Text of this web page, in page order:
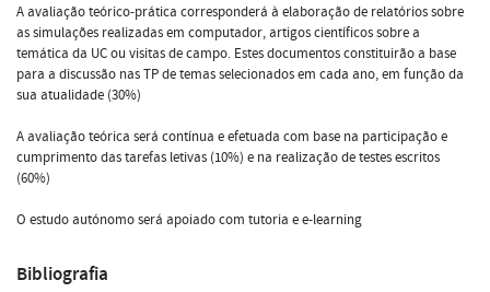
A avaliação teórico-prática corresponderá à elaboração de relatórios sobre
as simulações realizadas em computador, artigos científicos sobre a
temática da UC ou visitas de campo. Estes documentos constituirão a base
para a discussão nas TP de temas selecionados em cada ano, em função da
sua atualidade (30%)
A avaliação teórica será contínua e efetuada com base na participação e
cumprimento das tarefas letivas (10%) e na realização de testes escritos
(60%)
O estudo autónomo será apoiado com tutoria e e-learning
Bibliografia